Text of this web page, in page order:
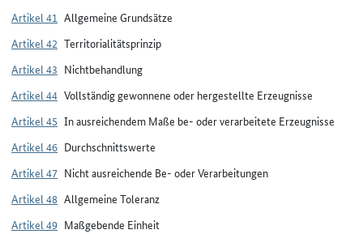
Artikel 41 Allgemeine Grundsätze
Artikel 42 Territorialitätsprinzip
Artikel 43 Nichtbehandlung
Artikel 44 Vollständig gewonnene oder hergestellte Erzeugnisse
Artikel 45 In ausreichendem Maße be- oder verarbeitete Erzeugnisse
Artikel 46 Durchschnittswerte
Artikel 47 Nicht ausreichende Be- oder Verarbeitungen
Artikel 48 Allgemeine Toleranz
Artikel 49 Maßgebende Einheit